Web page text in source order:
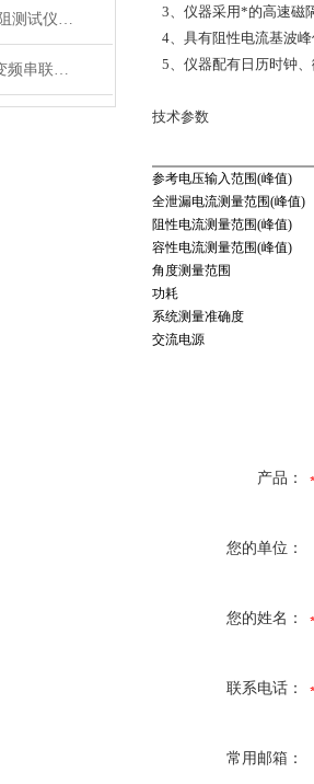
智能型变压器直流电阻测试仪什么地方值得注意
KZXZB-90kvA/30kv变频串联谐振试验成套装置技术方案
3、仪器采用*的高速磁
4、具有阻性电流基波
5、仪器配有日历时钟
技术参数
参考电压输入范围(峰值)
全泄漏电流测量范围(峰值)
阻性电流测量范围(峰值)
容性电流测量范围(峰值)
角度测量范围
功耗
系统测量准确度
交流电源
产品：
您的单位：
您的姓名：
联系电话：
常用邮箱：